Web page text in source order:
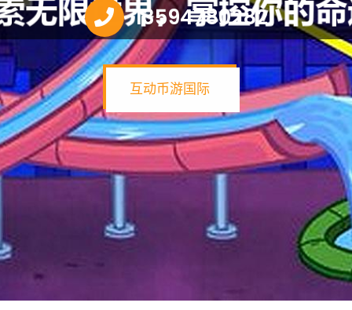
13594780282
互动币游国际